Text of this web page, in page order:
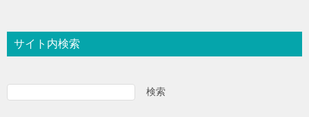
サイト内検索
検索